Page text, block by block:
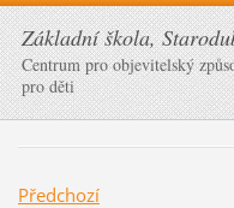
Základní škola,
Centrum pro objevitelský
pro děti
Předchozí